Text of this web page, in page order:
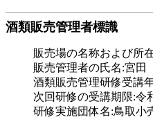
酒類販売管理者標識
販売場の名称および所
販売管理者の氏名:宮
酒類販売管理研修受講
次回研修の受講期限:令
研修実施団体名:鳥取小